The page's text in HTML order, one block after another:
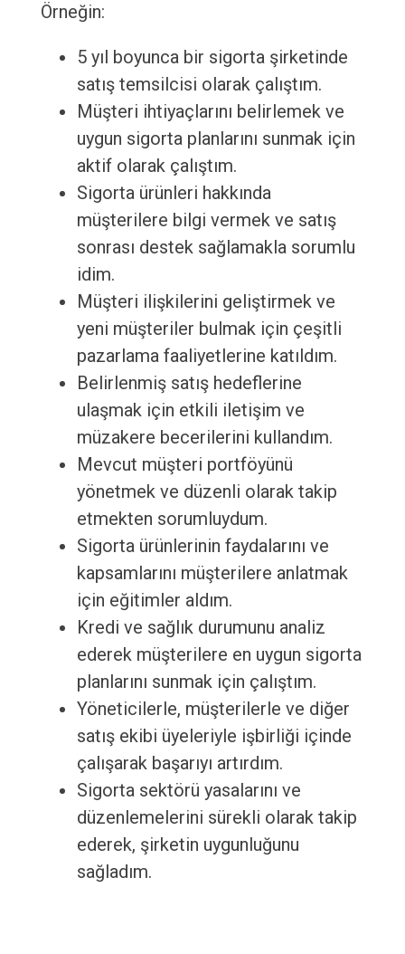
Örneğin:
5 yıl boyunca bir sigorta şirketinde
satış temsilcisi olarak çalıştım.
Müşteri ihtiyaçlarını belirlemek ve
uygun sigorta planlarını sunmak için
aktif olarak çalıştım.
Sigorta ürünleri hakkında
müşterilere bilgi vermek ve satış
sonrası destek sağlamakla sorumlu
idim.
Müşteri ilişkilerini geliştirmek ve
yeni müşteriler bulmak için çeşitli
pazarlama faaliyetlerine katıldım.
Belirlenmiş satış hedeflerine
ulaşmak için etkili iletişim ve
müzakere becerilerini kullandım.
Mevcut müşteri portföyünü
yönetmek ve düzenli olarak takip
etmekten sorumluydum.
Sigorta ürünlerinin faydalarını ve
kapsamlarını müşterilere anlatmak
için eğitimler aldım.
Kredi ve sağlık durumunu analiz
ederek müşterilere en uygun sigorta
planlarını sunmak için çalıştım.
Yöneticilerle, müşterilerle ve diğer
satış ekibi üyeleriyle işbirliği içinde
çalışarak başarıyı artırdım.
Sigorta sektörü yasalarını ve
düzenlemelerini sürekli olarak takip
ederek, şirketin uygunluğunu
sağladım.